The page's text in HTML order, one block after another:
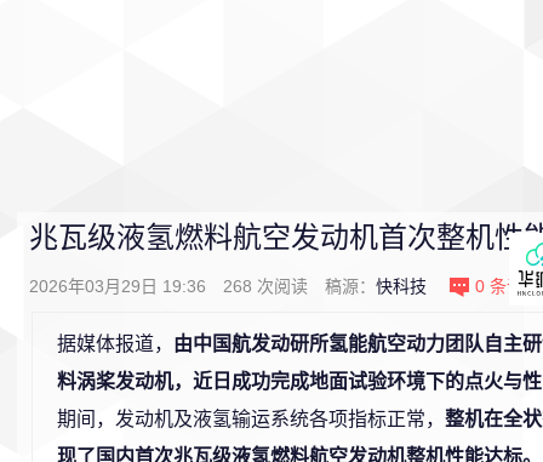
兆瓦级液氢燃料航空发动机首次整机性
2026年03月29日 19:36 268 次阅读 稿源： 快科技 0 条评论
据媒体报道， 由中国航发动研所氢能航空动力团队自主
料涡桨发动机，近日成功完成地面试验环境下的点火与
期间，发动机及液氢输运系统各项指标正常， 整机在全
现了国内首次兆瓦级液氢燃料航空发动机整机性能达标。